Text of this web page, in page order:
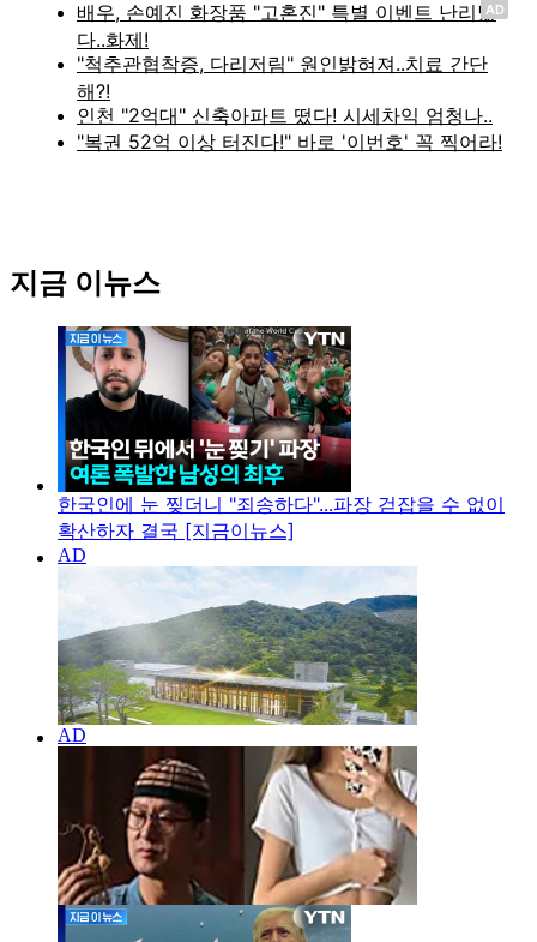
AD
지금 이뉴스
한국인에 눈 찢더니 "죄송하다"...파장 걷잡을 수 없이
확산하자 결국 [지금이뉴스]